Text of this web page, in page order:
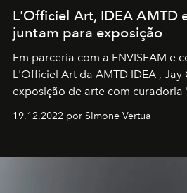
L'Officiel Art, IDEA AMTD
juntam para exposição
Em parceria com a ENVISEAM e
L'Officiel Art da AMTD IDEA , Jay
exposição de arte com curadoria
19.12.2022 por SImone Vertua